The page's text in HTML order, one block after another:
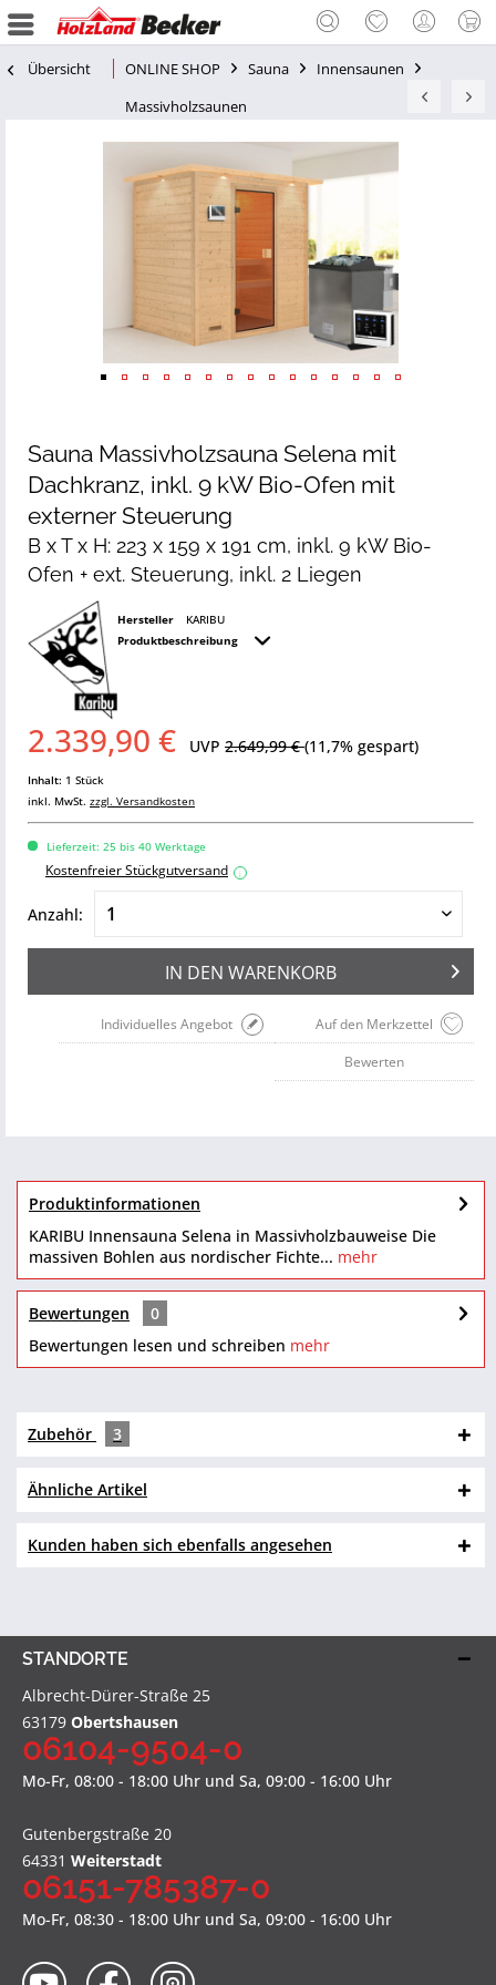
Übersicht ONLINE SHOP Sauna
Innensaunen
Massivholzsaunen
Sauna Massivholzsauna Selena mit
Dachkranz, inkl. 9 kW Bio-Ofen mit
externer Steuerung
B x T x H: 223 x 159 x 191 cm, inkl. 9 kW Bio-
Ofen + ext. Steuerung, inkl. 2 Liegen
Hersteller
KARIBU
Produktbeschreibung
2.339,90 € UVP 2.649,99 €(11,7% gespart)
Inhalt: 1 Stück
inkl. MwSt. zzgl. Versandkosten
Lieferzeit: 25 bis 40 Werktage
Kostenfreier Stückgutversand i
Anzahl:
IN DEN WARENKORB
Auf den Merkzettel
Individuelles Angebot
Bewerten
Produktinformationen
KARIBU Innensauna Selena in Massivholzbauweise Die
massiven Bohlen aus nordischer Fichte... mehr
Bewertungen
0
Bewertungen lesen und schreiben mehr
Zubehör 3
Ähnliche Artikel
Kunden haben sich ebenfalls angesehen
STANDORTE
Albrecht-Dürer-Straße 25
63179 Obertshausen
06104-9504-0
Mo-Fr, 08:00 - 18:00 Uhr und Sa, 09:00 - 16:00 Uhr
Gutenbergstraße 20
64331 Weiterstadt
06151-785387-0
Mo-Fr, 08:30 - 18:00 Uhr und Sa, 09:00 - 16:00 Uhr